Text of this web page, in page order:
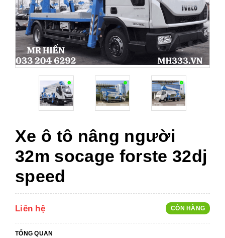
Xe ô tô nâng người
32m socage forste 32dj
speed
Liên hệ CÒN HÀNG
TỔNG QUAN